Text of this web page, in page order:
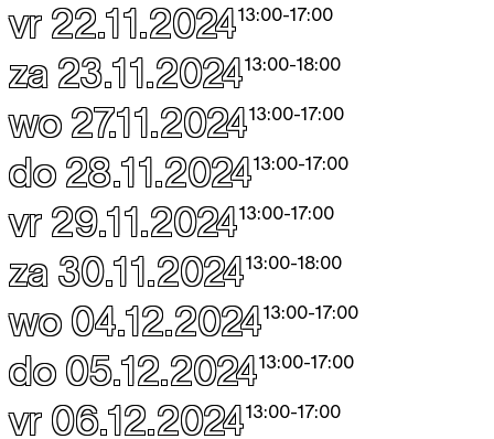
vr 22.11.202413:00-17:00
za 23.11.202413:00-18:00
wo 27.11.202413:00-17:00
do 28.11.202413:00-17:00
vr 29.11.202413:00-17:00
za 30.11.202413:00-18:00
wo 04.12.202413:00-17:00
do 05.12.202413:00-17:00
vr 06.12.202413:00-17:00